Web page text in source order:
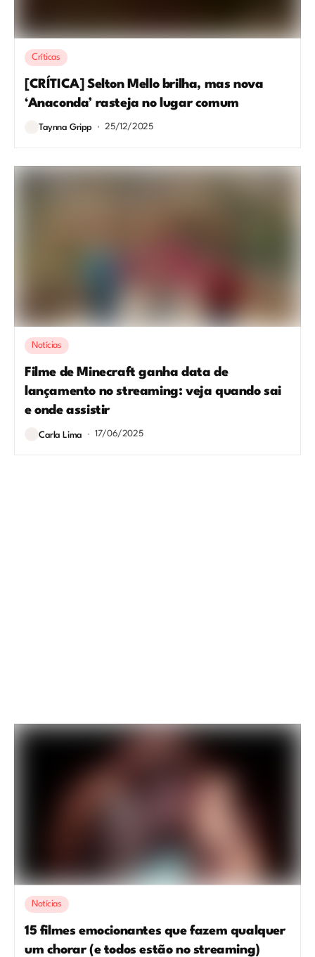
Críticas
[CRÍTICA] Selton Mello brilha, mas nova
‘Anaconda’ rasteja no lugar comum
Taynna Gripp 25/12/2025
Notícias
Filme de Minecraft ganha data de
lançamento no streaming: veja quando sai
e onde assistir
Carla Lima 17/06/2025
Notícias
15 filmes emocionantes que fazem qualquer
um chorar (e todos estão no streaming)